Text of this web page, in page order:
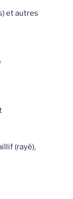
et autres
(rayé),